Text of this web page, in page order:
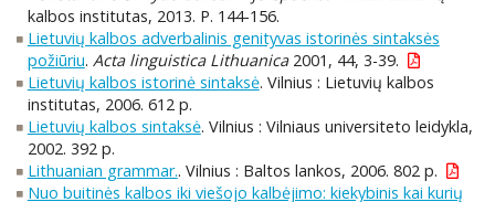
kalbos institutas, 2013. P. 144-156.
Lietuvių kalbos adverbalinis genityvas istorinės sintaksės
požiūriu. Acta linguistica Lithuanica2001, 44, 3-39.
Lietuvių kalbos istorinė sintaksė. Vilnius : Lietuvių kalbos
institutas, 2006. 612 p.
Lietuvių kalbos sintaksė. Vilnius : Vilniaus universiteto leidykla,
2002. 392 p.
Lithuanian grammar.. Vilnius : Baltos lankos, 2006. 802 p.
Nuo buitinės kalbos iki viešojo kalbėjimo: kiekybinis kai kurių